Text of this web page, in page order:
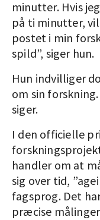
minutter. Hvis
på ti minutter,
postet i min
spild”, siger hun.
Hun indvilliger
om sin
siger.
I den officielle
handler om at
sig over tid,
fagsprog. Det
præcise